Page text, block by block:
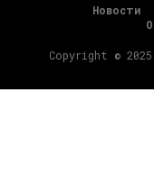
Новости
Copyright ©